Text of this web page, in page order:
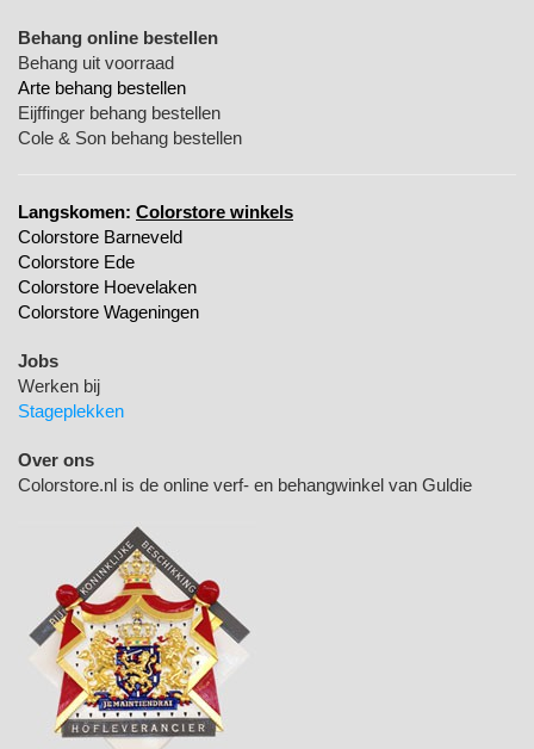
Behang online bestellen
Behang uit voorraad
Arte behang bestellen
Eijffinger behang bestellen
Cole & Son behang bestellen
Langskomen: Colorstore winkels
Colorstore Barneveld
Colorstore Ede
Colorstore Hoevelaken
Colorstore Wageningen
Jobs
Werken bij
Stageplekken
Over ons
Colorstore.nl is de online verf- en behangwinkel van Guldie